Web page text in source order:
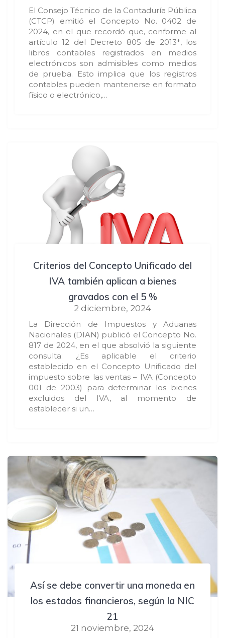
El Consejo Técnico de la Contaduría Pública
(CTCP) emitió el Concepto No. 0402 de
2024, en el que recordó que, conforme al
artículo 12 del Decreto 805 de 2013*, los
libros contables registrados en medios
electrónicos son admisibles como medios
de prueba. Esto implica que los registros
contables pueden mantenerse en formato
físico o electrónico,…
Criterios del Concepto Unificado del
IVA también aplican a bienes
gravados con el 5 %
2 diciembre, 2024
La Dirección de Impuestos y Aduanas
Nacionales (DIAN) publicó el Concepto No.
817 de 2024, en el que absolvió la siguiente
consulta: ¿Es aplicable el criterio
establecido en el Concepto Unificado del
impuesto sobre las ventas – IVA (Concepto
001 de 2003) para determinar los bienes
excluidos del IVA, al momento de
establecer si un…
Así se debe convertir una moneda en
los estados financieros, según la NIC
21
21 noviembre, 2024